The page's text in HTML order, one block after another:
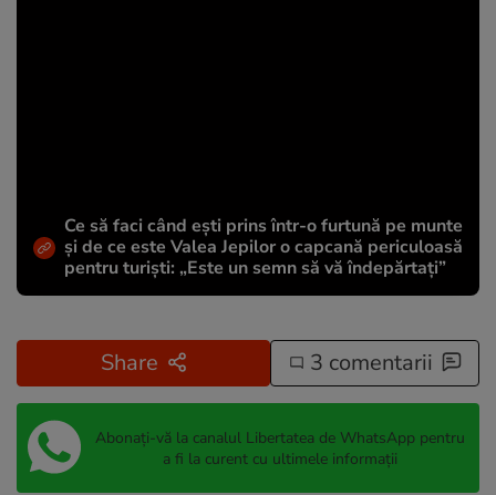
Ce să faci când ești prins într-o furtună pe munte
și de ce este Valea Jepilor o capcană periculoasă
pentru turiști: „Este un semn să vă îndepărtați”
Share 3 comentarii
Abonați-vă la canalul Libertatea de WhatsApp pentru
a fi la curent cu ultimele informații